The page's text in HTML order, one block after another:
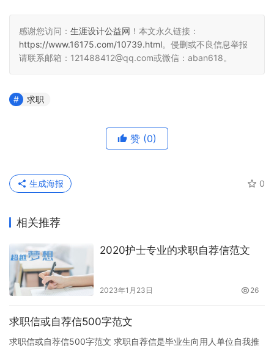
感谢您访问： 生涯设计公益网 ！本文永久链接：
https://www.16175.com/10739.html。侵删或不良信息举报
请联系邮箱：121488412@qq.com或微信：aban618。
求职
赞 (0)
0
生成海报
相关推荐
2020护士专业的求职自荐信范文
2023年1月23日 26
求职信或自荐信500字范文
求职信或自荐信500字范文 求职自荐信是毕业生向用人单位自我推